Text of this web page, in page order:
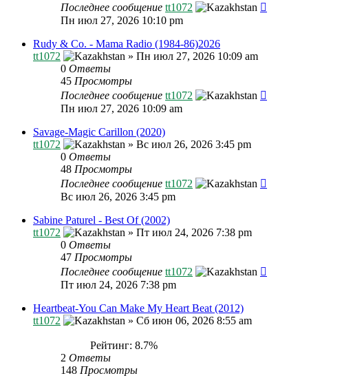
Последнее сообщение tt1072
Пн июл 27, 2026 10:10 pm
Rudy & Co. - Mama Radio (1984-86)2026
tt1072
» Пн июл 27, 2026 10:09 am
0 Ответы
45 Просмотры
Последнее сообщение tt1072
Пн июл 27, 2026 10:09 am
Savage-Magic Carillon (2020)
tt1072
» Вс июл 26, 2026 3:45 pm
0 Ответы
48 Просмотры
Последнее сообщение tt1072
Вс июл 26, 2026 3:45 pm
Sabine Paturel - Best Of (2002)
tt1072
» Пт июл 24, 2026 7:38 pm
0 Ответы
47 Просмотры
Последнее сообщение tt1072
Пт июл 24, 2026 7:38 pm
Heartbeat-You Can Make My Heart Beat (2012)
tt1072
» Сб июн 06, 2026 8:55 am
Рейтинг: 8.7%
2 Ответы
148 Просмотры